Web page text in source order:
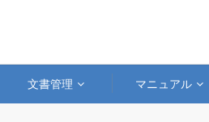
文書管理 マニュアル